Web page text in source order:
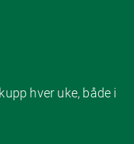
hver uke, både i